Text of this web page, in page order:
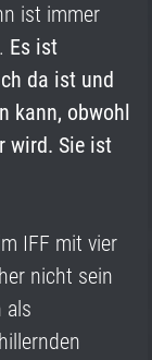
ist immer
Es ist
da ist und
kann, obwohl
wird. Sie ist
IFF mit vier
nicht sein
als